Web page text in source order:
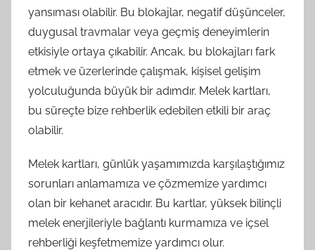
yansıması olabilir. Bu blokajlar, negatif düşünceler,
duygusal travmalar veya geçmiş deneyimlerin
etkisiyle ortaya çıkabilir. Ancak, bu blokajları fark
etmek ve üzerlerinde çalışmak, kişisel gelişim
yolculuğunda büyük bir adımdır. Melek kartları,
bu süreçte bize rehberlik edebilen etkili bir araç
olabilir.
Melek kartları, günlük yaşamımızda karşılaştığımız
sorunları anlamamıza ve çözmemize yardımcı
olan bir kehanet aracıdır. Bu kartlar, yüksek bilinçli
melek enerjileriyle bağlantı kurmamıza ve içsel
rehberliği keşfetmemize yardımcı olur.